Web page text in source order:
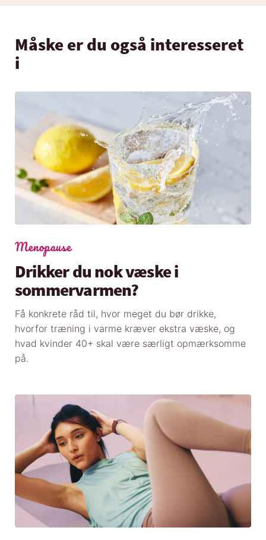
Måske er du også interesseret
i
Menopause
Drikker du nok væske i
sommervarmen?
Få konkrete råd til, hvor meget du bør drikke,
hvorfor træning i varme kræver ekstra væske, og
hvad kvinder 40+ skal være særligt opmærksomme
på.